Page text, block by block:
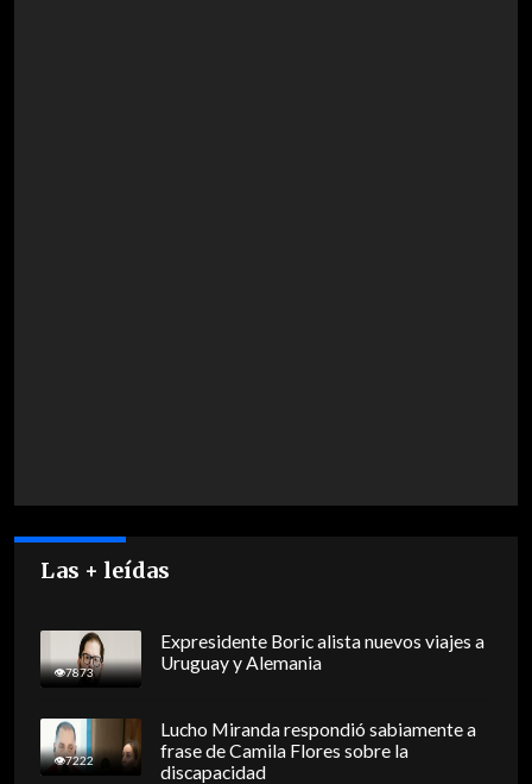
Las + leídas
7873
Expresidente Boric alista nuevos viajes a
Uruguay y Alemania
7222
Lucho Miranda respondió sabiamente a
frase de Camila Flores sobre la
discapacidad